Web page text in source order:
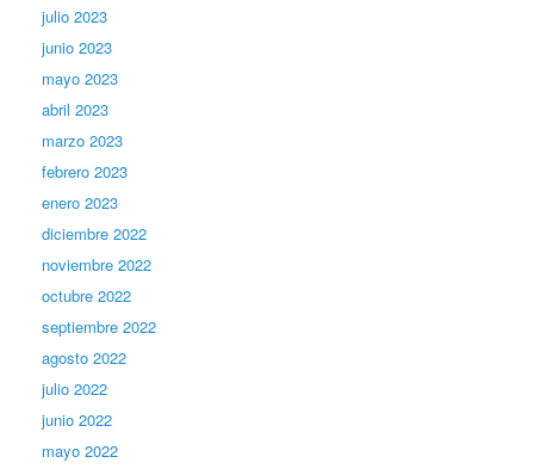
julio 2023
junio 2023
mayo 2023
abril 2023
marzo 2023
febrero 2023
enero 2023
diciembre 2022
noviembre 2022
octubre 2022
septiembre 2022
agosto 2022
julio 2022
junio 2022
mayo 2022